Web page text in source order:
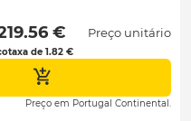
€
de 1.82 €
Preço unitário
Preço em Portugal Continental.